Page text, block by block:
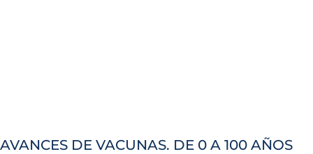
AVANCES DE VACUNAS. DE 0 A 100 AÑOS